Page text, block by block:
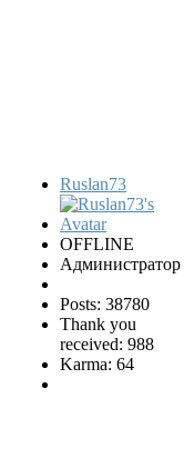
Ruslan73
OFFLINE
Администратор
Posts: 38780
Thank you
received: 988
Karma: 64